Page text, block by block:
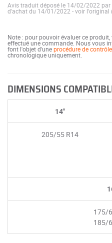
Avis traduit déposé le 14/02/2022 par
d'achat du 14/01/2022 -voir l'original
Note : pour pouvoir évaluer ce
effectué une commande. Nous vous
font l'objet d'uneprocédure de contrôle
chronologique uniquement.
DIMENSIONS
14"
205/55 R14
175/
185/